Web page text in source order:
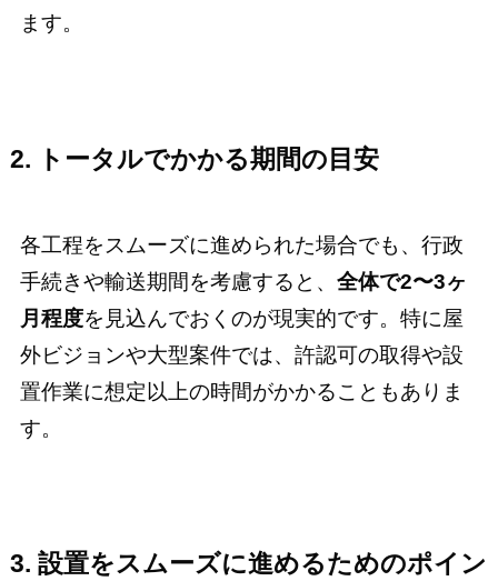
ます。
2. トータルでかかる期間の目安
各工程をスムーズに進められた場合でも、行政
手続きや輸送期間を考慮すると、 全体で2〜3ヶ
月程度を見込んでおくのが現実的です。特に屋
外ビジョンや大型案件では、許認可の取得や設
置作業に想定以上の時間がかかることもありま
す。
3. 設置をスムーズに進めるためのポイン